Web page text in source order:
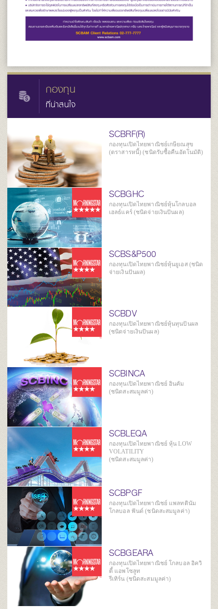
กองทุน
ที่น่าสนใจ
SCBRF(R)
กองทุนเปิดไทยพาณิชย์เกษียณสุข
(ตราสารหนี้) (ชนิดรับซื้อคืนอัตโนมัติ)
SCBGHC
กองทุนเปิดไทยพาณิชย์หุ้นโกลบอล
เฮลธ์แคร์ (ชนิดจ่ายเงินปันผล)
SCBS&P500
กองทุนเปิดไทยพาณิชย์หุ้นยูเอส (ชนิด
จ่ายเงินปันผล)
SCBDV
กองทุนเปิดไทยพาณิชย์หุ้นทุนปันผล
(ชนิดจ่ายเงินปันผล)
SCBINCA
กองทุนเปิดไทยพาณิชย์ อินคัม
(ชนิดสะสมมูลค่า)
SCBLEQA
กองทุนเปิดไทยพาณิชย์ หุ้น LOW
VOLATILITY
(ชนิดสะสมมูลค่า)
SCBPGF
กองทุนเปิดไทยพาณิชย์ แพลทตินัม
โกลบอล ฟันด์ (ชนิดสะสมมูลค่า)
SCBGEARA
กองทุนเปิดไทยพาณิชย์ โกลบอล อิควิ
ตี้ แอพโซลูท
รีเทิร์น (ชนิดสะสมมูลค่า)